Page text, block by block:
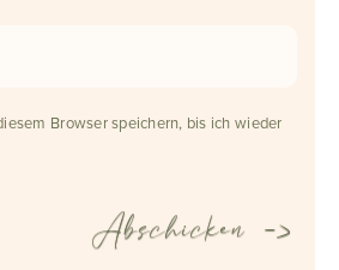
Browser speichern, bis ich wieder